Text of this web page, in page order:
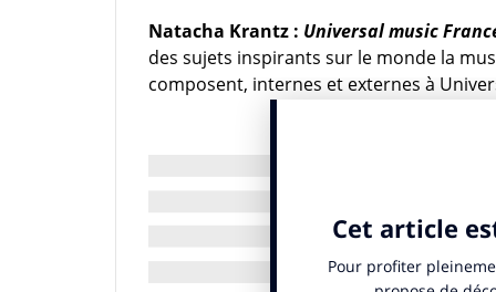
Natacha Krantz : Universal music
des sujets inspirants sur le monde la
composent, internes et externes à
musique, à la culture et aux
monde en constante